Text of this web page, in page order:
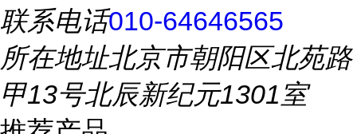
联系电话010-64646565
所在地址北京市朝阳区北苑路
甲13号北辰新纪元1301室